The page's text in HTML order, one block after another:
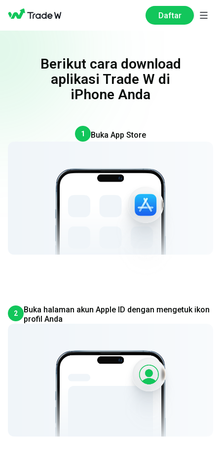
Daftar
Berikut cara download
aplikasi Trade W di
iPhone Anda
1 Buka App Store
2
Buka halaman akun Apple ID dengan mengetuk ikon
profil Anda